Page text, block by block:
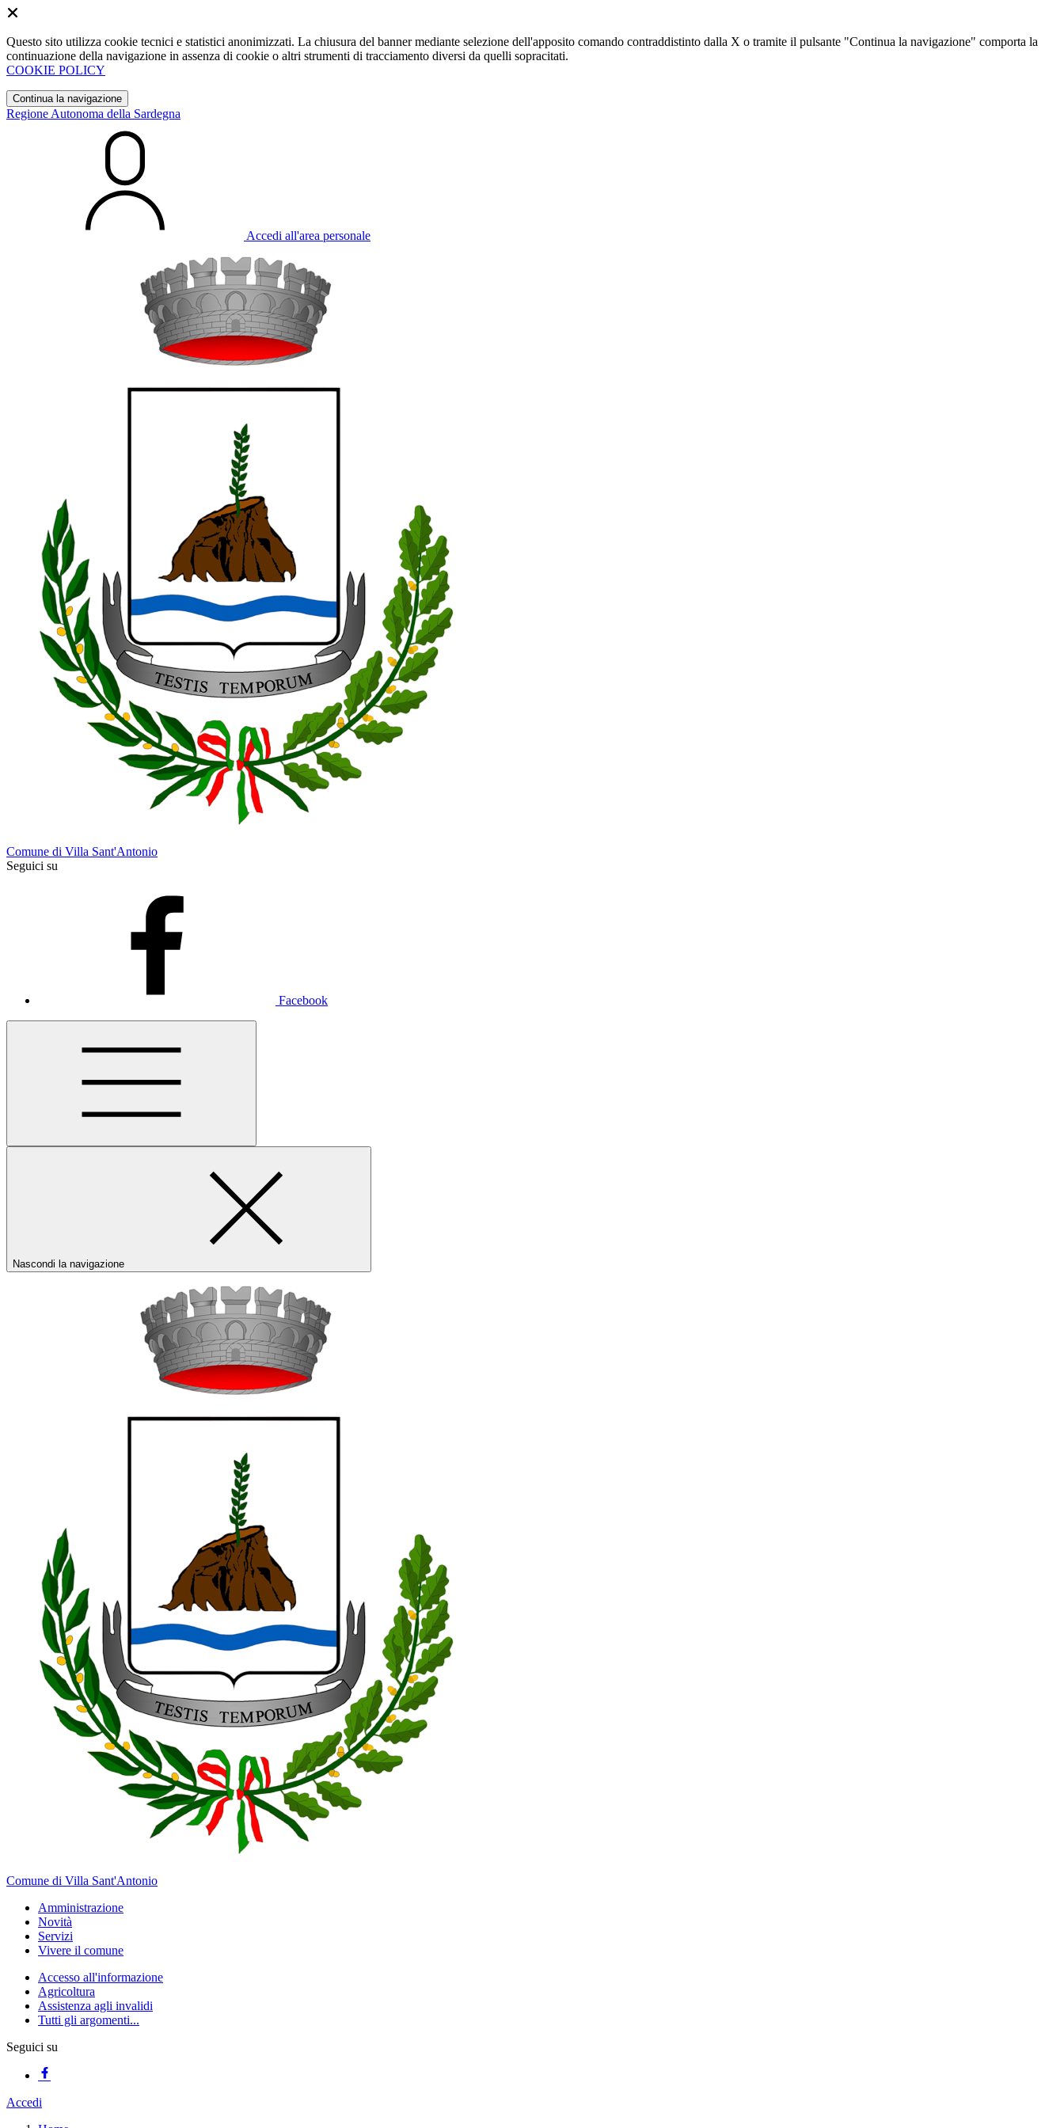
Questo sito utilizza cookie tecnici e statistici anonimizzati. La chiusura del banner mediante selezione dell'apposito comando contraddistinto dalla X o tramite il pulsante "Continua la navigazione" comporta la
continuazione della navigazione in assenza di cookie o altri strumenti di tracciamento diversi da quelli sopracitati.
COOKIE POLICY
Continua la navigazione
Regione Autonoma della Sardegna
Accedi all'area personale
Comune di Villa Sant'Antonio
Seguici su
Facebook
Nascondi la navigazione
Comune di Villa Sant'Antonio
Amministrazione
Novità
Servizi
Vivere il comune
Accesso all'informazione
Agricoltura
Assistenza agli invalidi
Tutti gli argomenti...
Seguici su
Accedi